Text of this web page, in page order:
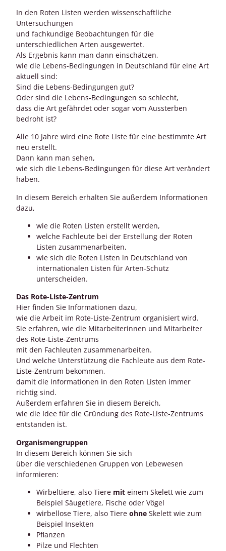
In den Roten Listen werden wissenschaftliche
Untersuchungen
und fachkundige Beobachtungen für die
unterschiedlichen Arten ausgewertet.
Als Ergebnis kann man dann einschätzen,
wie die Lebens-Bedingungen in Deutschland für eine Art
aktuell sind:
Sind die Lebens-Bedingungen gut?
Oder sind die Lebens-Bedingungen so schlecht,
dass die Art gefährdet oder sogar vom Aussterben
bedroht ist?
Alle 10 Jahre wird eine Rote Liste für eine bestimmte Art
neu erstellt.
Dann kann man sehen,
wie sich die Lebens-Bedingungen für diese Art verändert
haben.
In diesem Bereich erhalten Sie außerdem Informationen
dazu,
wie die Roten Listen erstellt werden,
welche Fachleute bei der Erstellung der Roten
Listen zusammenarbeiten,
wie sich die Roten Listen in Deutschland von
internationalen Listen für Arten-Schutz
unterscheiden.
Das Rote-Liste-Zentrum
Hier finden Sie Informationen dazu,
wie die Arbeit im Rote-Liste-Zentrum organisiert wird.
Sie erfahren, wie die Mitarbeiterinnen und Mitarbeiter
des Rote-Liste-Zentrums
mit den Fachleuten zusammenarbeiten.
Und welche Unterstützung die Fachleute aus dem Rote-
Liste-Zentrum bekommen,
damit die Informationen in den Roten Listen immer
richtig sind.
Außerdem erfahren Sie in diesem Bereich,
wie die Idee für die Gründung des Rote-Liste-Zentrums
entstanden ist.
Organismengruppen
In diesem Bereich können Sie sich
über die verschiedenen Gruppen von Lebewesen
informieren:
Wirbeltiere, also Tiere mit einem Skelett wie zum
Beispiel Säugetiere, Fische oder Vögel
wirbellose Tiere, also Tiere ohne Skelett wie zum
Beispiel Insekten
Pflanzen
Pilze und Flechten